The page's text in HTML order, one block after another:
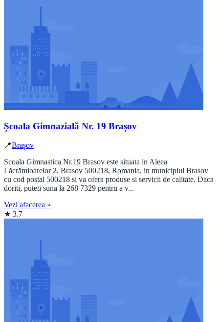
Școala Gimnazială Nr. 19 Brașov
📍Brașov
Scoala Gimnastica Nr.19 Brasov este situata in Aleea
Lăcrămioarelor 2, Brasov 500218, Romania, in municipiul Brasov
cu cod postal 500218 si va ofera produse si servicii de calitate. Daca
doriti, puteti suna la 268 7329 pentru a v...
Vezi afacerea »
★ 3.7